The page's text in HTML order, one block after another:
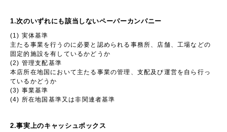
1.次のいずれにも該当しないペーパーカンパニー
(1) 実体基準
主たる事業を行うのに必要と認められる事務所、店舗、工場などの
固定的施設を有しているかどうか
(2) 管理支配基準
本店所在地国において主たる事業の管理、支配及び運営を自ら行っ
ているかどうか
(3) 事業基準
(4) 所在地国基準又は非関連者基準
2.事実上のキャッシュボックス